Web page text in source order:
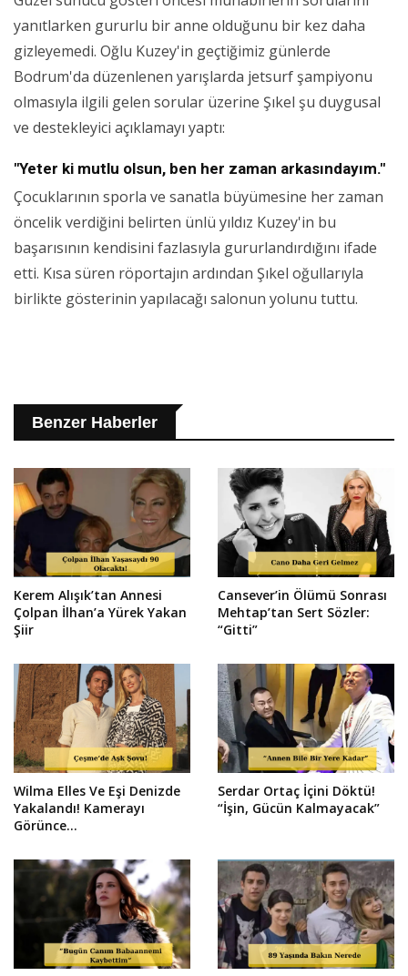
yanıtlarken gururlu bir anne olduğunu bir kez daha
gizleyemedi. Oğlu Kuzey'in geçtiğimiz günlerde
Bodrum'da düzenlenen yarışlarda jetsurf şampiyonu
olmasıyla ilgili gelen sorular üzerine Şıkel şu duygusal
ve destekleyici açıklamayı yaptı:
"Yeter ki mutlu olsun, ben her zaman arkasındayım."
Çocuklarının sporla ve sanatla büyümesine her zaman
öncelik verdiğini belirten ünlü yıldız Kuzey'in bu
başarısının kendisini fazlasıyla gururlandırdığını ifade
etti. Kısa süren röportajın ardından Şıkel oğullarıyla
birlikte gösterinin yapılacağı salonun yolunu tuttu.
Benzer Haberler
Kerem Alışık’tan Annesi
Çolpan İlhan’a Yürek Yakan
Şiir
Cansever’in Ölümü Sonrası
Mehtap’tan Sert Sözler:
“Gitti”
Wilma Elles Ve Eşi Denizde
Yakalandı! Kamerayı
Görünce...
Serdar Ortaç İçini Döktü!
“İşin, Gücün Kalmayacak”